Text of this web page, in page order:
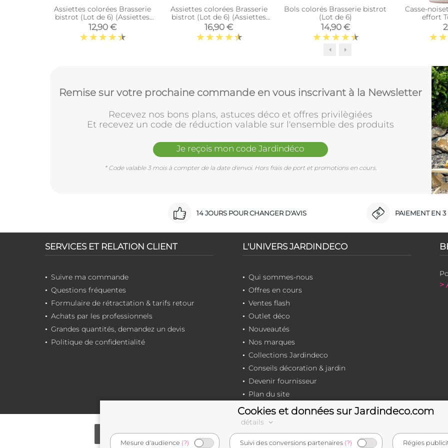
Assiettes colorées Brasserie
bistrot (Lot de 6) (Assiettes
plates - 21,5 cm)
12,90 €
Assiettes colorées Brasserie
bistrot (Lot de 6) (Assiettes
plates - 27 cm)
16,90 €
Bols colorés Brasserie bistrot
(Lot de 6)
14,90 €
Casse-
effort
Remise sur votre prochaine commande en vous inscrivant à la Newsletter
Recevez nos bons plans, astuces déco et offres privilègiées
Et recevez un code de réduction valable sur l'ensemble des produits
Je reçois mon code Jardindéco
* Code valable 3 mois à compter de la date d'envoi. Hors frais de port et promotions en cours.
14 JOURS POUR CHANGER D'AVIS PAIEMENT EN 3
SERVICES ET RELATION CLIENT
Suivre ma commande
Questions fréquentes
Formulaire de rétractation & tarifs retour
Achats par les professionnels
Grandes quantités, demandez un devis
Politique de confidentialité
L'UNIVERS JARDINDECO
Qui sommes-nous
Offres en cours
Ventes flash
Outlet déco
Nouveautés
Nos marques
Collections Jardindeco
Conseils décoration & jardin
Devenir fournisseur
Plan du site
>
e-commerçant français
Cookies et données sur Jardindeco.com
détails
Mesure d'audience (?) Suivi des conversions partenaires (?) Régies